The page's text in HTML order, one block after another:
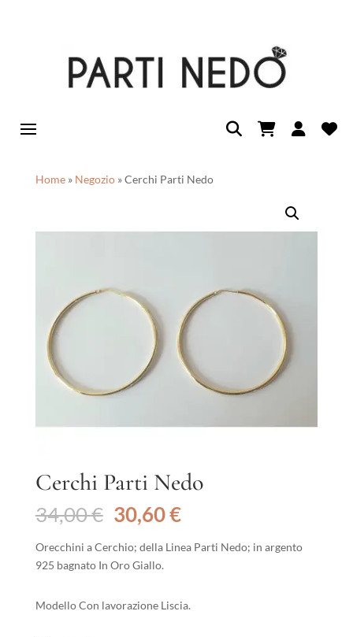
Home» Negozio»Cerchi Parti Nedo
Cerchi Parti Nedo
34,00€ Il
prezzo
originale
era:
30,60€Il
attuale
Orecchini a Cerchio; della Linea Parti Nedo; in argento
925 bagnato In Oro Giallo.
Modello Con lavorazione Liscia.